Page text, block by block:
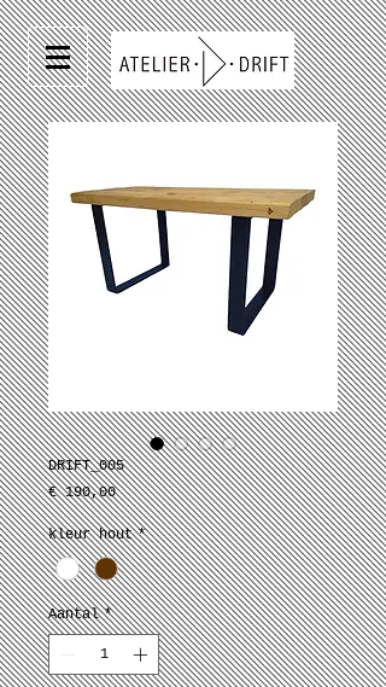
DRIFT_005
€ 190,00Prijs
kleur hout *
Aantal *